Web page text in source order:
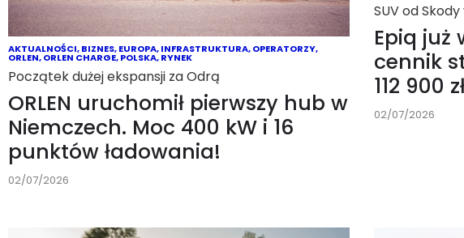
AKTUALNOŚCI,BIZNES,EUROPA,INFRASTRUKTURA,OPERATORZY,
ORLEN,ORLEN CHARGE,POLSKA,RYNEK
Początek dużej ekspansji za Odrą
ORLEN uruchomił pierwszy hub w
Niemczech. Moc 400 kW i 16
punktów ładowania!
02/07/2026
SUV od
Epiq już
cennik
112 900
02/07/2026